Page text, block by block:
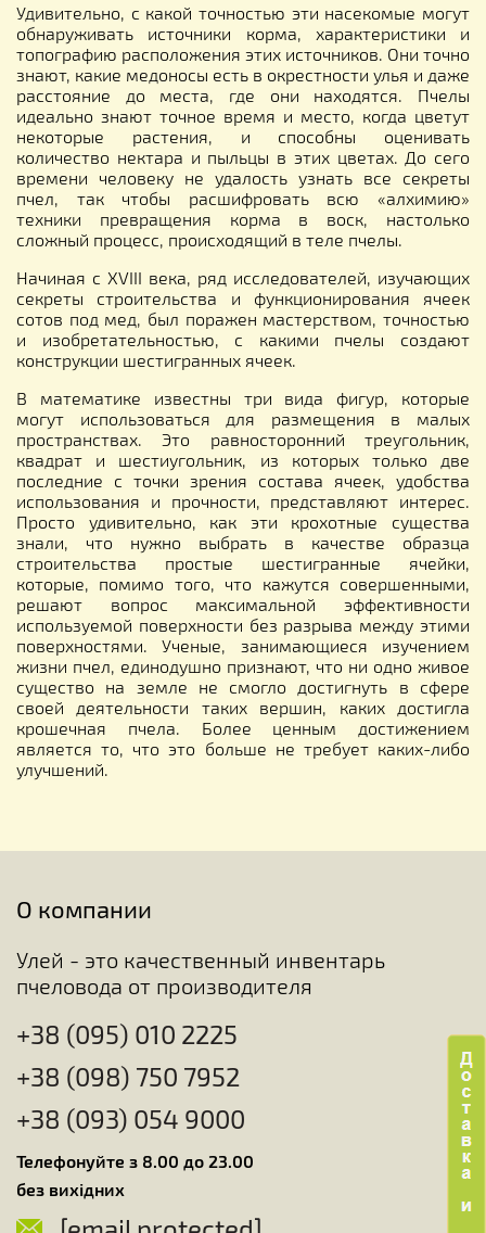
Удивительно, с какой точностью эти насекомые могут
обнаруживать источники корма, характеристики и
топографию расположения этих источников. Они точно
знают, какие медоносы есть в окрестности улья и даже
расстояние до места, где они находятся. Пчелы
идеально знают точное время и место, когда цветут
некоторые растения, и способны оценивать
количество нектара и пыльцы в этих цветах. До сего
времени человеку не удалость узнать все секреты
пчел, так чтобы расшифровать всю «алхимию»
техники превращения корма в воск, настолько
сложный процесс, происходящий в теле пчелы.
Начиная с XVIII века, ряд исследователей, изучающих
секреты строительства и функционирования ячеек
сотов под мед, был поражен мастерством, точностью
и изобретательностью, с какими пчелы создают
конструкции шестигранных ячеек.
В математике известны три вида фигур, которые
могут использоваться для размещения в малых
пространствах. Это равносторонний треугольник,
квадрат и шестиугольник, из которых только две
последние с точки зрения состава ячеек, удобства
использования и прочности, представляют интерес.
Просто удивительно, как эти крохотные существа
знали, что нужно выбрать в качестве образца
строительства простые шестигранные ячейки,
которые, помимо того, что кажутся совершенными,
решают вопрос максимальной эффективности
используемой поверхности без разрыва между этими
поверхностями. Ученые, занимающиеся изучением
жизни пчел, единодушно признают, что ни одно живое
существо на земле не смогло достигнуть в сфере
своей деятельности таких вершин, каких достигла
крошечная пчела. Более ценным достижением
является то, что это больше не требует каких-либо
улучшений.
О компании
Улей - это качественный инвентарь
пчеловода от производителя
+38 (095) 010 2225
+38 (098) 750 7952
+38 (093) 054 9000
Телефонуйте з 8.00 до 23.00
без вихідних